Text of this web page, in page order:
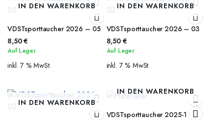
IN DEN WARENKORB
VDSTsporttaucher 2026 – 05
8,50€
Auf Lager
inkl. 7 % MwSt.
IN DEN WARENKORB
VDSTsporttaucher 2026 – 03
8,50 €
Auf Lager
inkl. 7 % MwSt.
IN DEN WARENKORB
IN DEN WARENKORB
VDSTsporttaucher 2025-1